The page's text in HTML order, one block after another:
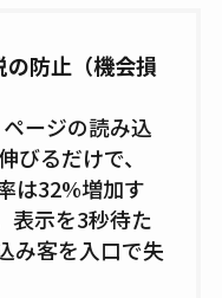
の防止（機会損
ージの読み込
びるだけで、
は32%増加す
表示を3秒待た
み客を入口で失